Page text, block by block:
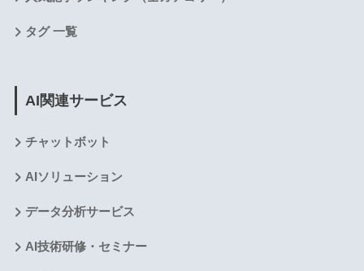
タグ 一覧
AI関連サービス
チャットボット
AIソリューション
データ分析サービス
AI技術研修・セミナー